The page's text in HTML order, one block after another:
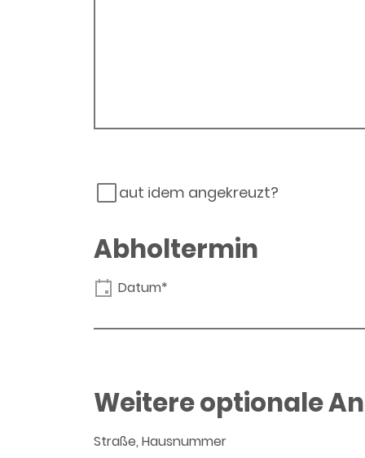
aut idem angekreuzt?
Abholtermin
Datum*
Weitere optionale
Straße, Hausnummer